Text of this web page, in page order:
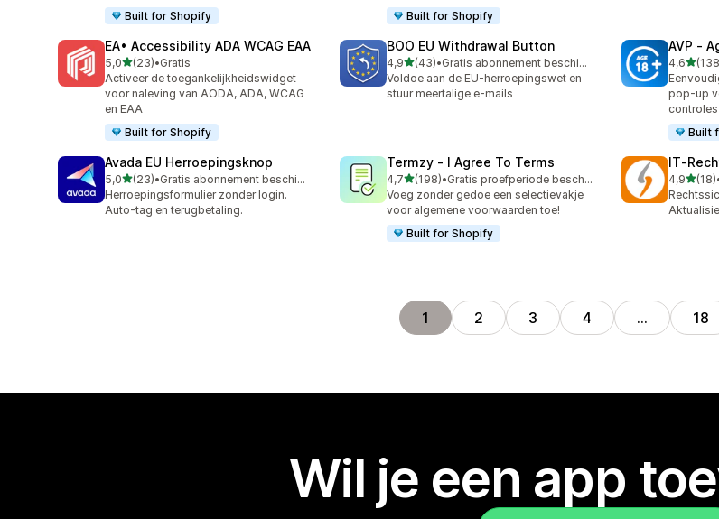
Built for Shopify
Built for Shopify
EA• Accessibility ADA WCAG EAA
5,0van 5 sterren
(23)
23 recensies in totaal
•Gratis
Activeer de toegankelijkheidswidget
voor naleving van AODA, ADA, WCAG
en EAA
Built for Shopify
BOO EU Withdrawal Button
4,9van 5 sterren
(43)
43 recensies in totaal
•
Gratis abonnement beschikbaar
Voldoe aan de EU-herroepingswet en
stuur meertalige e-mails
AVP ‑
4,6van 5
138
pop-up
controles
Built
Avada EU Herroepingsknop
5,0van 5 sterren
(23)
23 recensies in totaal
•
Gratis abonnement beschikbaar
Herroepingsformulier zonder login.
Auto-tag en terugbetaling.
Termzy ‑ I Agree To Terms
4,7van 5 sterren
(198)
198 recensies in totaal
•
Gratis proefperiode beschikbaar
Voeg zonder gedoe een selectievakje
voor algemene voorwaarden toe!
Built for Shopify
4,9van 5
(18)
18
1 2 3 4 … 18
Wil je een app